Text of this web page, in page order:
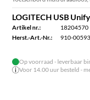
LOGITECH USB
Artikel nr.:
18204570
Herst.-Art.-Nr.:
910-
Op voorraad - leverbaar
Voor 14.00 uur besteld -